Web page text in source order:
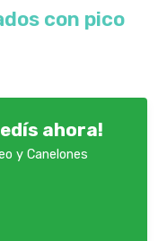
con pico
ahora!
y Canelones